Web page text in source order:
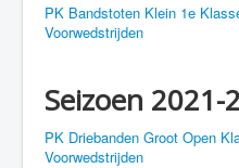
PK Bandstoten Klein 1e
Voorwedstrijden
Seizoen 2021-
PK Driebanden Groot Open
Voorwedstrijden